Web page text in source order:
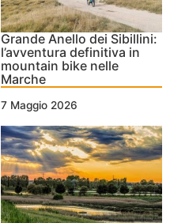
Grande Anello dei Sibillini:
l’avventura definitiva in
mountain bike nelle
Marche
7 Maggio 2026